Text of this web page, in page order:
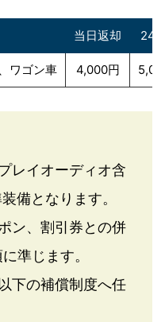
当日返却 24
ワゴン車 4,000円
レイオーディオ含
備となります。
ン、割引券との併
準じます。
下の補償制度へ任